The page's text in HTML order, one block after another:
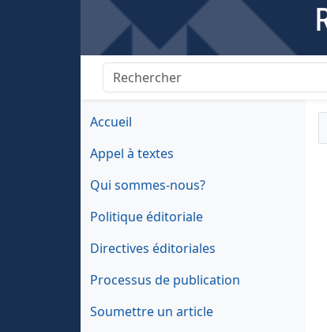
Accueil
Appel à textes
Qui sommes-nous?
Politique éditoriale
Directives éditoriales
Processus de publication
Soumettre un article